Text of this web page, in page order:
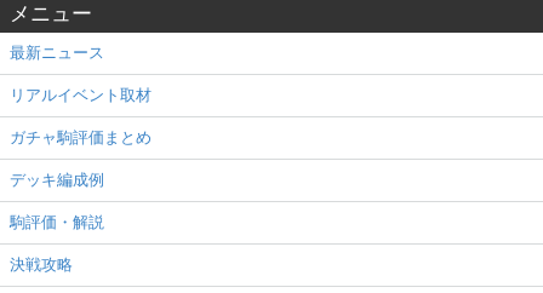
メニュー
最新ニュース
リアルイベント取材
ガチャ駒評価まとめ
デッキ編成例
駒評価・解説
決戦攻略